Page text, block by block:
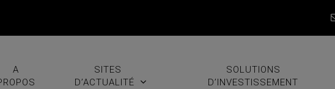
A
SITES
D’ACTUALITÉ
SOLUTIONS
D’INVESTISSEMENT